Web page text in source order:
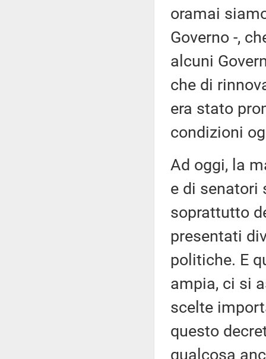
oramai
Governo -,
alcuni
che di
era stato
condizioni
Ad oggi, la
e di senatori
soprattutto
presentati
politiche. E
ampia, ci si
scelte
questo
qualcosa